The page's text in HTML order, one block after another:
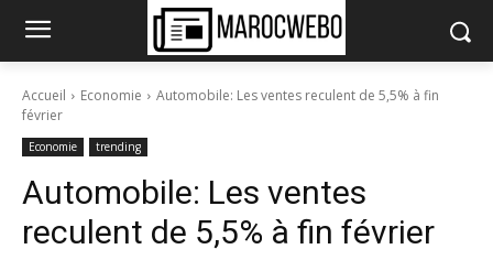
Accueil Economie
Automobile: Les ventes reculent de 5,5% à fin
février
Economie trending
Automobile: Les ventes
reculent de 5,5% à fin février